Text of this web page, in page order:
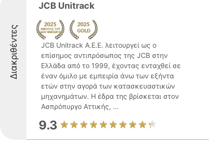
Διακριθέντες
JCB Unitrack
JCB Unitrack Α.Ε.Ε. λειτουργεί ως ο
επίσημος αντιπρόσωπος της JCB στην
Ελλάδα από το 1999, έχοντας ενταχθεί σε
έναν όμιλο με εμπειρία άνω των εξήντα
ετών στην αγορά των κατασκευαστικών
μηχανημάτων. Η έδρα της βρίσκεται στον
Ασπρόπυργο Αττικής, ...
9.3